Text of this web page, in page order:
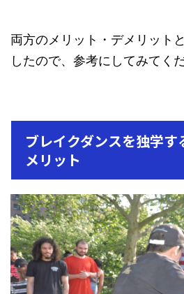
両方のメリット・デメリット
したので、参考にしてみてくだ
ブレイクダンスを独学
メリット